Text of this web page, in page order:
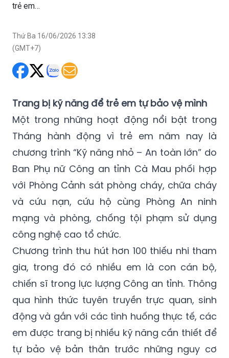
trẻ em…
Thứ Ba 16/06/2026 13:38
(GMT+7)
Trang bị kỹ năng để trẻ em tự bảo vệ mình
Một trong những hoạt động nổi bật trong
Tháng hành động vì trẻ em năm nay là
chương trình “Kỹ năng nhỏ – An toàn lớn” do
Ban Phụ nữ Công an tỉnh Cà Mau phối hợp
với Phòng Cảnh sát phòng cháy, chữa cháy
và cứu nạn, cứu hộ cùng Phòng An ninh
mạng và phòng, chống tội phạm sử dụng
công nghệ cao tổ chức.
Chương trình thu hút hơn 100 thiếu nhi tham
gia, trong đó có nhiều em là con cán bộ,
chiến sĩ trong lực lượng Công an tỉnh. Thông
qua hình thức tuyên truyền trực quan, sinh
động và gắn với các tình huống thực tế, các
em được trang bị nhiều kỹ năng cần thiết để
tự bảo vệ bản thân trước những nguy cơ